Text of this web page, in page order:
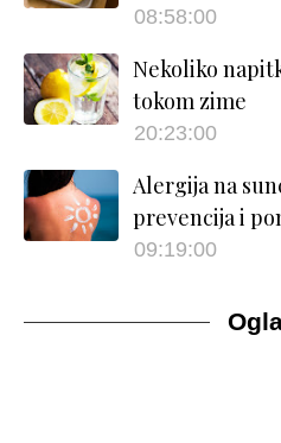
08:58:00
Nekoliko
tokom zime
20:23:00
Alergija na
prevencija i
09:19:00